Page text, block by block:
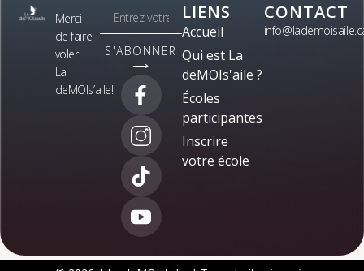
Merci
de faire
voler
La
deMOIs’aile!
S'ABONNER
⟶
LIENS
Accueil
Qui est La
deMOIs'aile ?
Écoles
participantes
Inscrire
votre école
CONTACT